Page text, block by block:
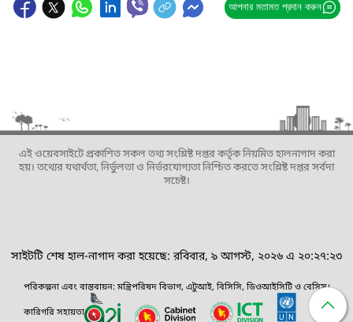
আপনার মতামত প্রদান করুন
এই ওয়েবসাইটে প্রকাশিত সকল তথ্য সংশ্লিষ্ট দপ্তর কর্তৃক নিয়মিত হালনাগাদ করা
হয়। তথ্যের যথার্থতা, নির্ভুলতা ও নির্ভরযোগ্যতা নিশ্চিত করতে সংশ্লিষ্ট দপ্তর সর্বদা
সচেষ্ট।
সাইটটি শেষ হাল-নাগাদ করা হয়েছে: রবিবার, ৯ আগস্ট, ২০২৬ এ ২০:২৭:২৩
পরিকল্পনা এবং বাস্তবায়ন: মন্ত্রিপরিষদ বিভাগ, এটুআই, বিসিসি, ডিওআইসিটি ও বেসিস।
কারিগরি সহায়তা